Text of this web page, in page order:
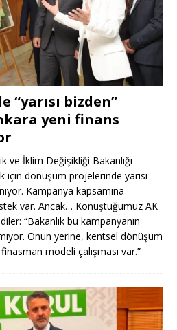
“yarısı bizden”
yeni finans
ve İklim Değişikliği Bakanlığı
için dönüşüm projelerinde yarısı
Kampanya kapsamına
istek var. Ancak… Konuştuğumuz AK
“Bakanlık bu kampanyanın
Onun yerine, kentsel dönüşüm
modeli çalışması var.”